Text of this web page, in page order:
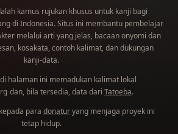
kamus rujukan khusus untuk kanji bagi
di Indonesia. Situs ini membantu pembelajar
melalui arti yang jelas, bacaan onyomi dan
kosakata, contoh kalimat, dan dukungan
kanji-data.
halaman ini memadukan kalimat lokal
dan, bila tersedia, data dari Tatoeba.
para donaturyang menjaga proyek ini
tetap hidup.